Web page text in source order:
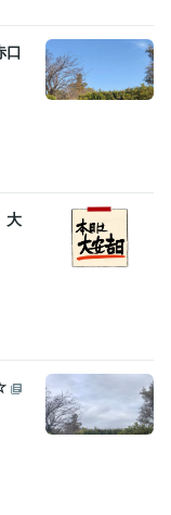
ング・コンサルティ
口
大